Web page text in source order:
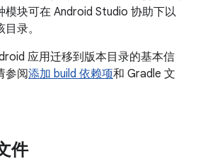
模块可在 Android Studio 协助下以
录。
应用迁移到版本目录的基本信
参阅添加 build 依赖项和 Gradle 文
件